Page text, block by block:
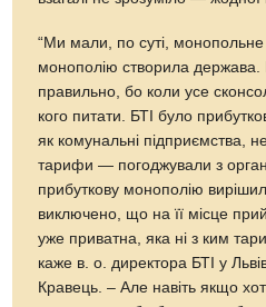
“Ми мали, по суті,
монополію створила
правильно, бо коли усе
кого питати. БТІ було
як комунальні підприємства,
тарифи — погоджували з
прибуткову монополію
виключено, що на її місце
уже приватна, яка ні з ким
каже в. о. директора БТІ у
Кравець. – Але навіть якщо